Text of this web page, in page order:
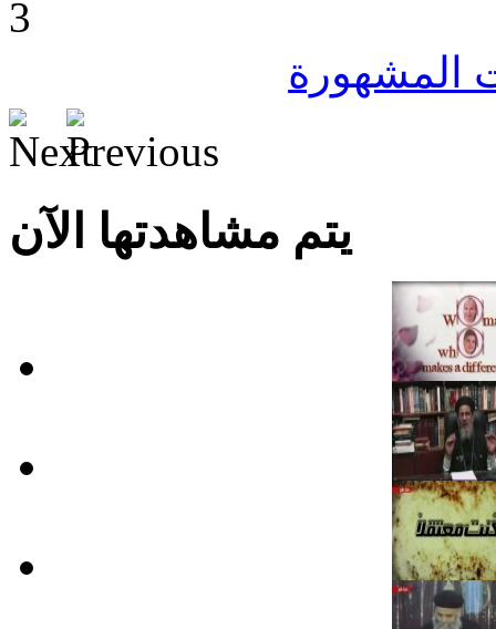
المشهورة
يتم مشاهدتها الآن